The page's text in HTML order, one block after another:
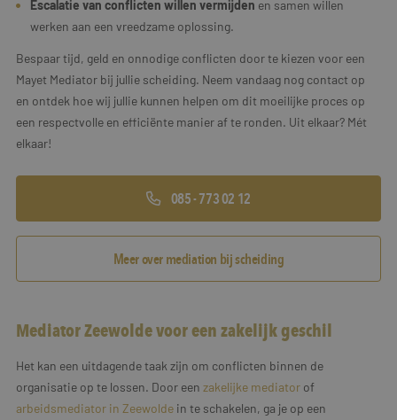
Escalatie van conflicten willen vermijden en samen willen
werken aan een vreedzame oplossing.
Bespaar tijd, geld en onnodige conflicten door te kiezen voor een
Mayet Mediator bij jullie scheiding. Neem vandaag nog contact op
en ontdek hoe wij jullie kunnen helpen om dit moeilijke proces op
een respectvolle en efficiënte manier af te ronden. Uit elkaar? Mét
elkaar!
085 - 773 02 12
Meer over mediation bij scheiding
Mediator Zeewolde voor een zakelijk geschil
Het kan een uitdagende taak zijn om conflicten binnen de
organisatie op te lossen. Door een zakelijke mediator of
arbeidsmediator in Zeewolde in te schakelen, ga je op een